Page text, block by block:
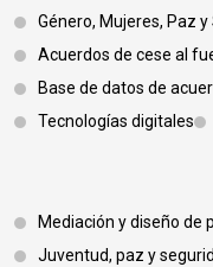
Género, Mujeres, Paz y
Acuerdos de cese al
Base de datos de
Tecnologías digitales
Footer 3
Mediación y diseño de
Juventud, paz y